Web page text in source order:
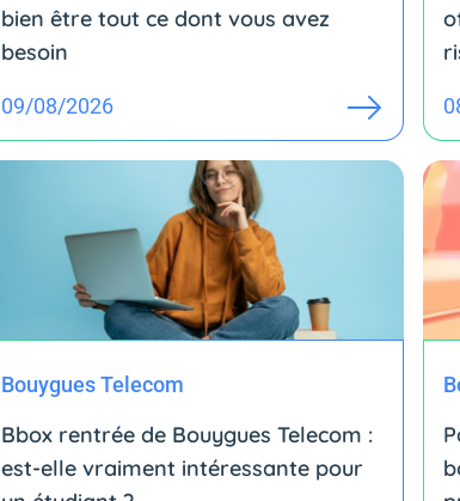
bien être tout ce dont vous avez
besoin
09/08/2026
Bouygues Telecom
Bbox rentrée de Bouygues Telecom :
est-elle vraiment intéressante pour